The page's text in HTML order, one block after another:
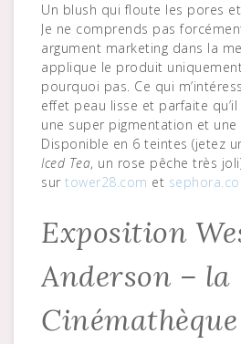
Un blush qui floute les pores
Je ne comprends pas
argument marketing dans la
applique le produit
pourquoi pas. Ce qui
effet peau lisse et parfaite
une super pigmentation et
Disponible en 6 teintes (jetez
Iced Tea, un rose pêche très
sur tower28.com et
Exposition
Anderson – la
Cinémathèque